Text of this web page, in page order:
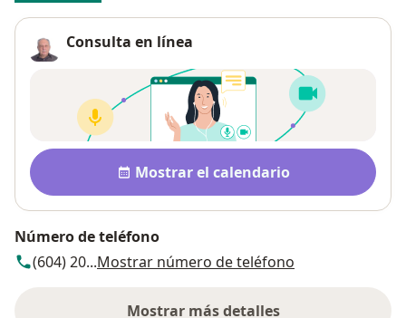
Consulta en línea
Disponibilidad
Mostrar el calendario
Número de teléfono
(604) 20...Mostrar número de teléfono
Mostrar más detalles